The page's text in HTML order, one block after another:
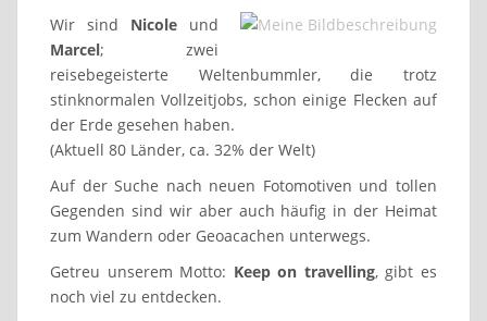
Wir sind Nicole und
Marcel; zwei
reisebegeisterte Weltenbummler, die trotz
stinknormalen Vollzeitjobs, schon einige Flecken auf
der Erde gesehen haben.
(Aktuell 80 Länder, ca. 32% der Welt)
Auf der Suche nach neuen Fotomotiven und tollen
Gegenden sind wir aber auch häufig in der Heimat
zum Wandern oder Geoacachen unterwegs.
Getreu unserem Motto: Keep on travelling, gibt es
noch viel zu entdecken.